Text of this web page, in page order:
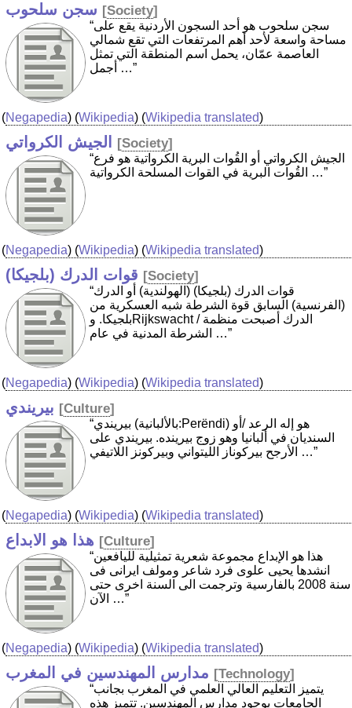
سجن سلحوب [Society]
“سجن سلحوب هو أحد السجون الأردنية يقع على
مساحة واسعة لأحد أهم المرتفعات التي تقع شمالي
العاصمة عمّان، يحمل اسم المنطقة التي تمثل
أجمل …”
(Negapedia) (Wikipedia) (Wikipedia translated)
الجيش الكرواتي [Society]
“الجيش الكرواتي أو القُوات البرية الكرواتية هو فرع
القُوات البرية في القوات المسلحة الكرواتية …”
(Negapedia) (Wikipedia) (Wikipedia translated)
قوات الدرك (بلجيكا) [Society]
“قوات الدرك (بلجيكا) (الهولندية) أو الدرك
(الفرنسية) السابق قوة الشرطة شبه العسكرية من
بلجيكا. وRijkswacht / الدرك أصبحت منظمة
الشرطة المدنية في عام …”
(Negapedia) (Wikipedia) (Wikipedia translated)
بيريندي [Culture]
“بيريندي (بالألبانية:Perëndi) هو إله الرعد /أو
السنديان في ألبانيا وهو زوج بيرينده. بيريندي على
الأرجح بيركوناز الليتواني وبيركونز اللاتيفي …”
(Negapedia) (Wikipedia) (Wikipedia translated)
هذا هو الابداع [Culture]
“هذا هو الإبداع مجموعة شعریة تمثیلیة للیافعین
انشدها یحیی علوی فرد شاعر ومولف ایرانی فی
سنة 2008 بالفارسیة وترجمت الی السنة اخری حتی
الآن …”
(Negapedia) (Wikipedia) (Wikipedia translated)
مدارس المهندسين في المغرب [Technology]
“يتميز التعليم العالي العلمي في المغرب بجانب
الجامعات بوجود مدارس المهندسين. تتميز هذه